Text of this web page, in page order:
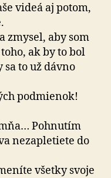
videá aj potom,
zmysel, aby som
ak by to bol
sa to už dávno
podmienok!
Pohnutím
nezapletiete do
všetky svoje